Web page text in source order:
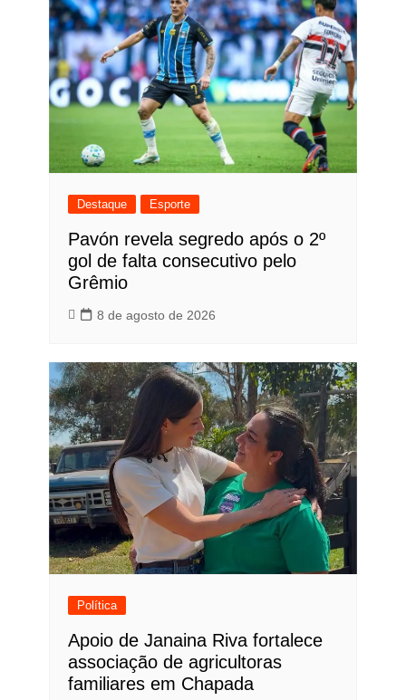
Destaque Esporte
Pavón revela segredo após o 2º
gol de falta consecutivo pelo
Grêmio
8 de agosto de 2026
Política
Apoio de Janaina Riva fortalece
associação de agricultoras
familiares em Chapada